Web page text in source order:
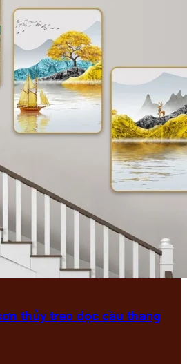
thủy treo dọc cầu thang